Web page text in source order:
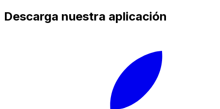
Descarga nuestra aplicación